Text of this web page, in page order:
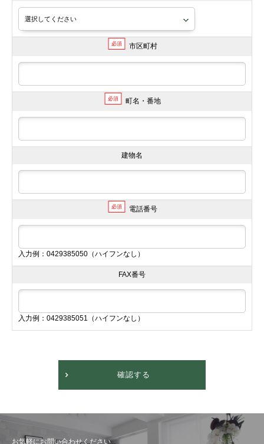
必須 市区町村
必須 町名・番地
建物名
必須 電話番号
入力例：0429385050（ハイフンなし）
FAX番号
入力例：0429385051（ハイフンなし）
確認する
お気軽にお問い合わせください